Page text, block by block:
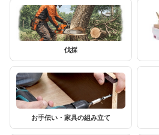
伐採
お手伝い・家具の組み立て